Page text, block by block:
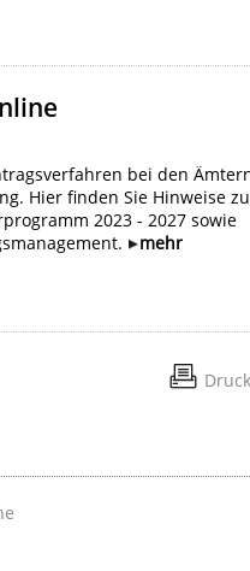
bei den
Hier finden Sie Hinweise
2023 - 2027 sowie
mehr